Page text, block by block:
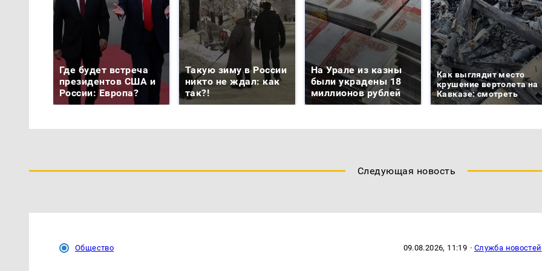
Где будет встреча
президентов США и
России: Европа?
Такую зиму в России
никто не ждал: как
так?!
На Урале из казны
были украдены 18
миллионов рублей
Как выглядит место
крушение вертолета на
Кавказе: смотреть
Следующая новость
Общество 09.08.2026, 11:19 · Служба новостей